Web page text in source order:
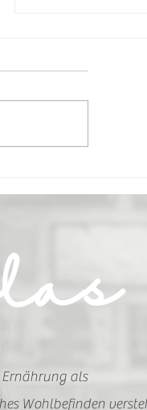
Ernährung als
Wohlbefinden